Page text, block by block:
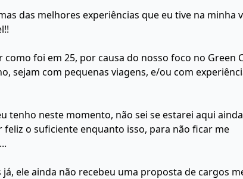
das melhores experiências que eu tive na minha
foi em 25, por causa do nosso foco no Green
sejam com pequenas viagens, e/ou com
tenho neste momento, não sei se estarei aqui
o suficiente enquanto isso, para não ficar me
ele ainda não recebeu uma proposta de cargos